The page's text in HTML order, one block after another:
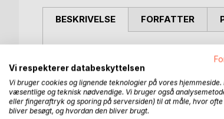
BESKRIVELSE
Mikrocirkulation af blodet er
Mens de ikke er det første, tanken
menneskets sundhed og kroppens
blive reduceret, og kroppen ville ikke
indvirkning på blodtrykket og er blevet
også kaldet forhøjet blodtryk.
FORFATTER
Vi respekterer databeskyttelsen
Vi bruger cookies og lignende teknologier på vores hjemmeside.
væsentlige og teknisk nødvendige. Vi bruger også
eller fingeraftryk og sporing på serversiden) til at måle, hvor
bliver besøgt, og hvordan den bliver brugt.